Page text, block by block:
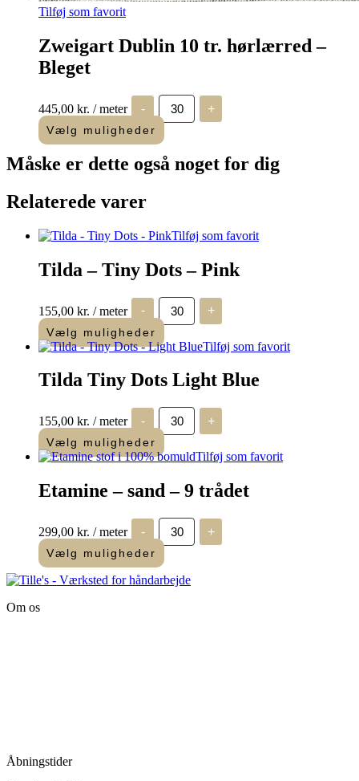
Tilføj som favorit
Zweigart Dublin 10 tr. hørlærred –
Bleget
445,00 kr. / meter -
Zweigart
Dublin
10
tr.
-
+
Vælg muligheder
Måske er dette også noget for dig
Relaterede varer
Tilføj som favorit
Tilda – Tiny Dots – Pink
155,00 kr. / meter -
Tilda
-
Tiny
Dots
-
antal
+
Vælg muligheder
Tilføj som favorit
Tilda Tiny Dots Light Blue
155,00 kr. / meter -
Tilda
Tiny
Dots
Light
Blue
+
Vælg muligheder
Tilføj som favorit
Etamine – sand – 9 trådet
299,00 kr. / meter -
Etamine
-
sand
9
trådet
+
Vælg muligheder
Om os
Åbningstider